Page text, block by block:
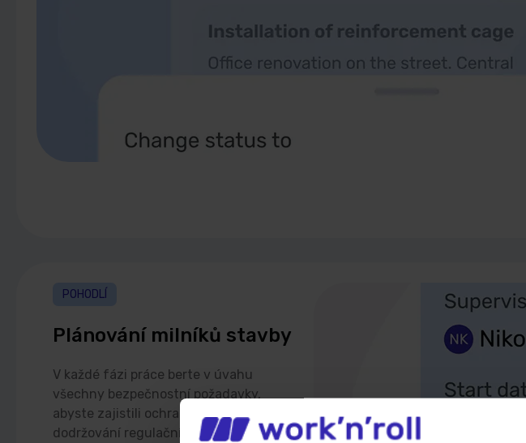
POHODLÍ
Plánování milníků stavby
V každé fázi práce berte v úvahu
všechny bezpečnostní požadavky,
abyste zajistili ochranu zaměstnanců a
dodržování regulačních norem.